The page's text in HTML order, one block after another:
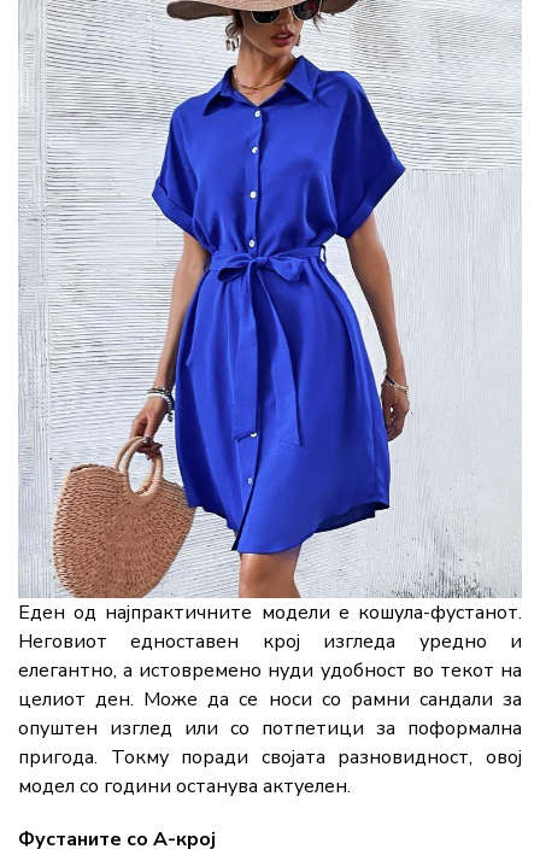
Еден од најпрактичните модели е кошула-фустанот.
Неговиот едноставен крој изгледа уредно и
елегантно, а истовремено нуди удобност во текот на
целиот ден. Може да се носи со рамни сандали за
опуштен изглед или со потпетици за поформална
пригода. Токму поради својата разновидност, овој
модел со години останува актуелен.
Фустаните со А-крој